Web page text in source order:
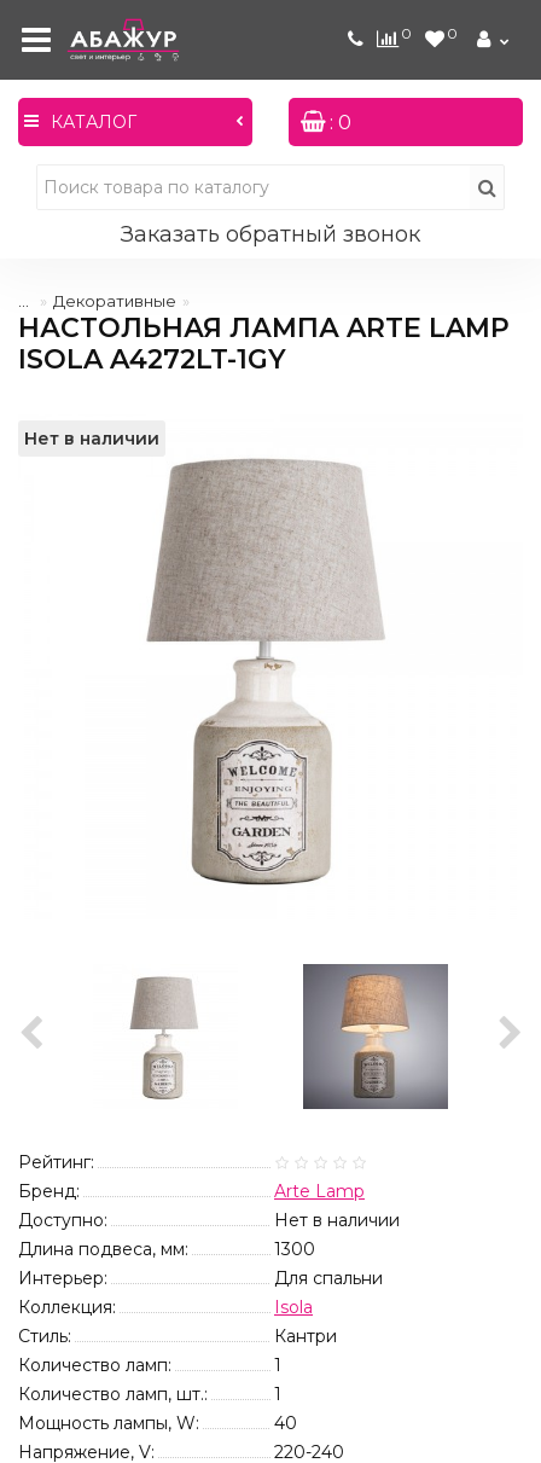
0 0
КАТАЛОГ : 0
Заказать обратный звонок
Декоративные
НАСТОЛЬНАЯ ЛАМПА ARTE LAMP
ISOLA A4272LT-1GY
Нет в наличии
Рейтинг:
Бренд:
Arte Lamp
Доступно:
Нет в наличии
Длина подвеса, мм:
1300
Интерьер:
Для спальни
Коллекция:
Isola
Стиль:
Кантри
Количество ламп:
1
Количество ламп, шт.:
1
Мощность лампы, W:
40
Напряжение, V:
220-240